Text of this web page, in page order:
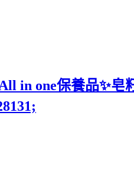
in one保養品✨